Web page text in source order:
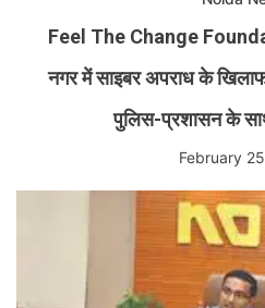
Feel The Change
नगर में साइबर अपराध के
पुलिस-प्रशासन के
February